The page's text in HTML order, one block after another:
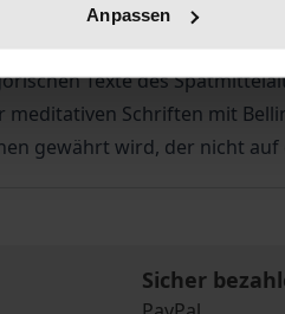
Anpassen
auf großes Interesse.
Versuchen,
Texte des
Schriften mit
gewährt wird, der nicht
Sicher